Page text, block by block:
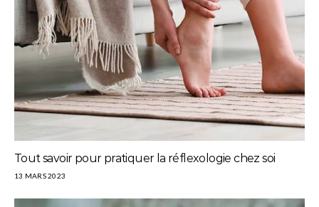
Tout savoir pour pratiquer la réflexologie chez soi
13 MARS 2023